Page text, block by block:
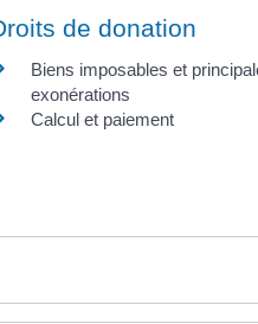
de donation
Biens imposables et
exonérations
Calcul et paiement